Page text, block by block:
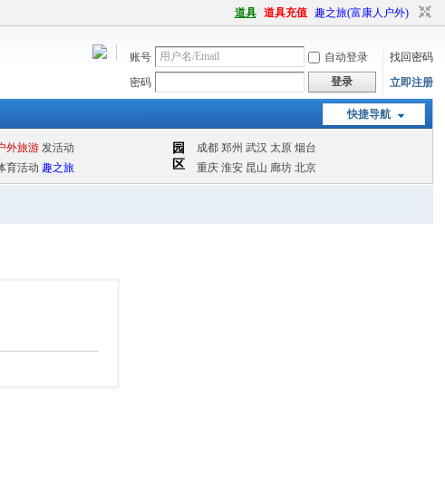
道具 道具充值 趣之旅(富康人户外)
账号 自动登录
找回密码
密码
登录 立即注册
快捷导航